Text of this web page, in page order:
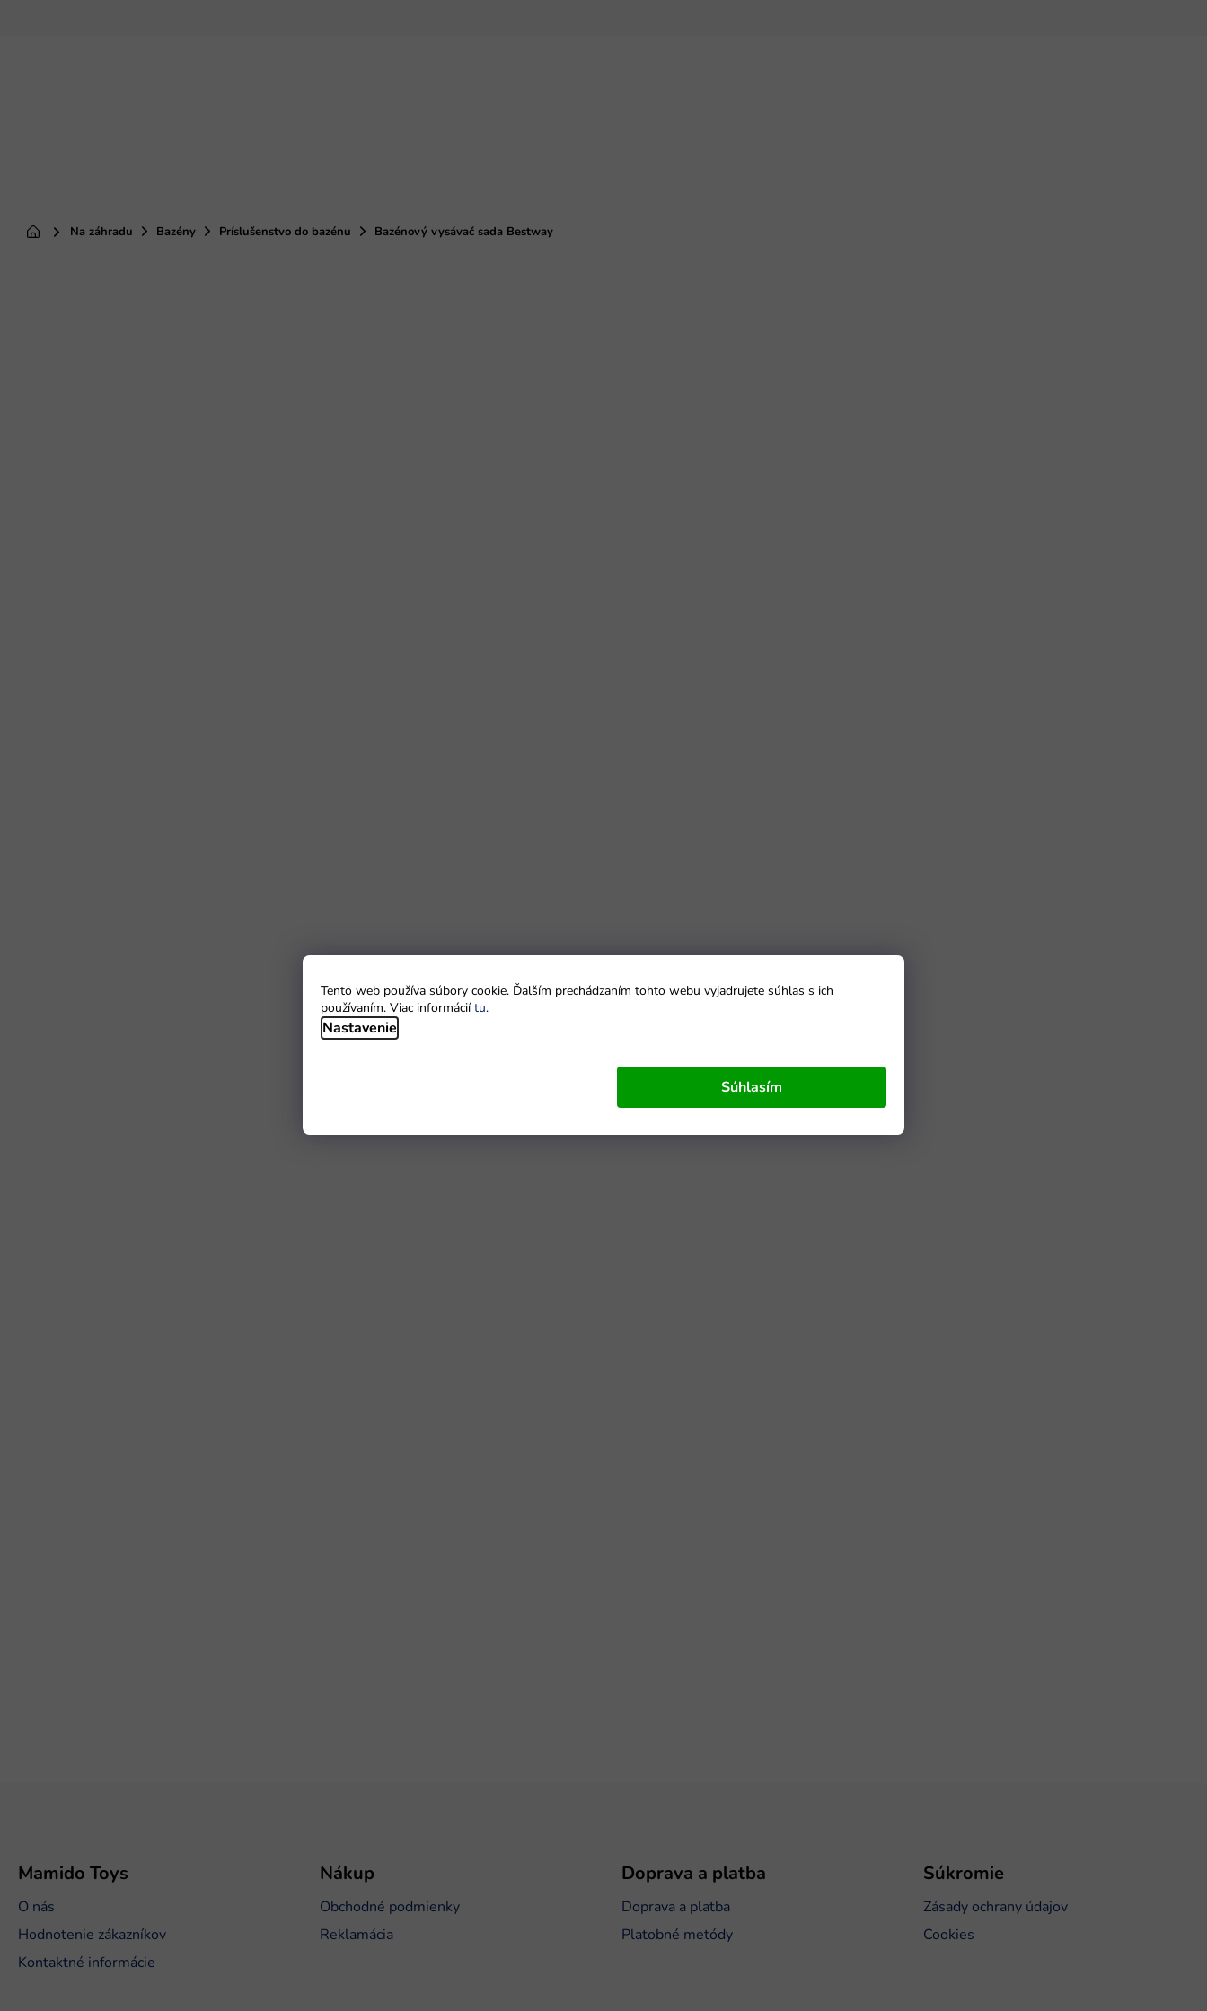
Tento web používa súbory cookie. Ďalším prechádzaním tohto webu vyjadrujete súhlas s ich
používaním. Viac informáciítu.
Nastavenie
Súhlasím
DomovNa záhradu Bazény Príslušenstvo do bazénu Bazénový vysávač sada Bestway
Mamido Toys
O nás
Hodnotenie zákazníkov
Kontaktné informácie
Nákup
Obchodné podmienky
Reklamácia
Doprava a platba
Doprava a platba
Platobné metódy
Súkromie
Zásady ochrany údajov
Cookies